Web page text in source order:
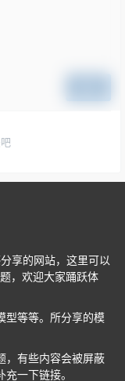
享的网站，这里可以
，欢迎大家踊跃体
型等等。所分享的模
，有些内容会被屏蔽
一下链接。